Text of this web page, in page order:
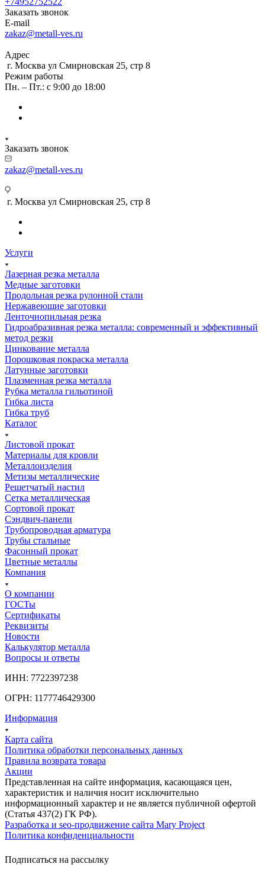
Заказать звонок
E-mail
zakaz@metall-ves.ru
Адрес
г. Москва ул Смирновская 25, стр 8
Режим работы
Пн. – Пт.: с 9:00 до 18:00
Заказать звонок
zakaz@metall-ves.ru
г. Москва ул Смирновская 25, стр 8
Услуги
Лазерная резка металла
Медные заготовки
Продольная резка рулонной стали
Нержавеющие заготовки
Ленточнопильная резка
Гидроабразивная резка металла: современный и эффективный
метод резки
Цинкование металла
Порошковая покраска металла
Латунные заготовки
Плазменная резка металла
Рубка металла гильотиной
Гибка листа
Гибка труб
Каталог
Листовой прокат
Материалы для кровли
Металлоизделия
Метизы металлические
Решетчатый настил
Сетка металлическая
Сортовой прокат
Сэндвич-панели
Трубопроводная арматура
Трубы стальные
Фасонный прокат
Цветные металлы
Компания
О компании
ГОСТы
Сертификаты
Реквизиты
Новости
Калькулятор металла
Вопросы и ответы
ИНН: 7722397238
ОГРН: 1177746429300
Информация
Карта сайта
Политика обработки персональных данных
Правила возврата товара
Акции
Представленная на сайте информация, касающаяся цен,
характеристик и наличия носит исключительно
информационный характер и не является публичной офертой
(Статья 437(2) ГК РФ).
Разработка и seo-продвижение сайта Mary Project
Политика конфиденциальности
Подписаться на рассылку